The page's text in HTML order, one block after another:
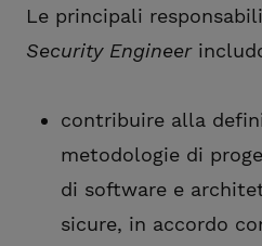
Le principali
Security Engineer
contribuire alla
metodologie di
di software e
sicure, in accordo